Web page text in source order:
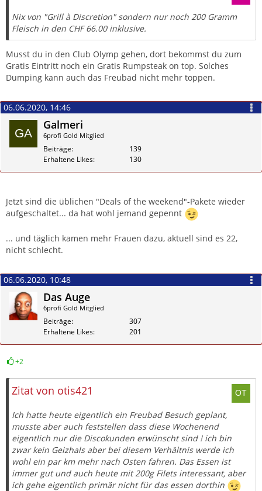
Nix von "Grill à Discretion" sondern nur noch 200 Gramm
Fleisch in den CHF 66.00 inklusive.
Musst du in den Club Olymp gehen, dort bekommst du zum
Gratis Eintritt noch ein Gratis Rumpsteak on top. Solches
Dumping kann auch das Freubad nicht mehr toppen.
06.06.2020, 14:46
Galmeri
6profi Gold Mitglied
Beiträge
139
Erhaltene Likes
130
Jetzt sind die üblichen "Deals of the weekend"-Pakete wieder
aufgeschaltet... da hat wohl jemand gepennt
... und täglich kamen mehr Frauen dazu, aktuell sind es 22,
nicht schlecht.
Zitieren
06.06.2020, 10:48
Das Auge
6profi Gold Mitglied
Beiträge
307
Erhaltene Likes
201
+2
Zitat von otis421
Ich hatte heute eigentlich ein Freubad Besuch geplant,
musste aber auch feststellen dass diese Wochenend
eigentlich nur die Discokunden erwünscht sind ! ich bin
zwar kein Geizhals aber bei diesem Verhältnis werde ich
wohl ein par km mehr nach Osten fahren. Das Essen ist
immer gut und auch heute mit 200g Filets interessant, aber
ich gehe eigentlich primär nicht für das essen dorthin